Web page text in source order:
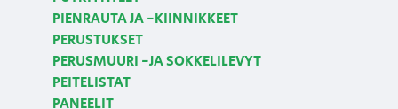
PIENRAUTA JA -KIINNIKKEET
PERUSTUKSET
PERUSMUURI -JA SOKKELILEVYT
PEITELISTAT
PANEELIT